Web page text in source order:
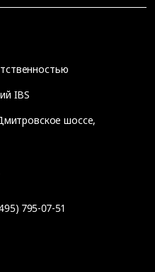
IBS
шоссе,
795-07-51